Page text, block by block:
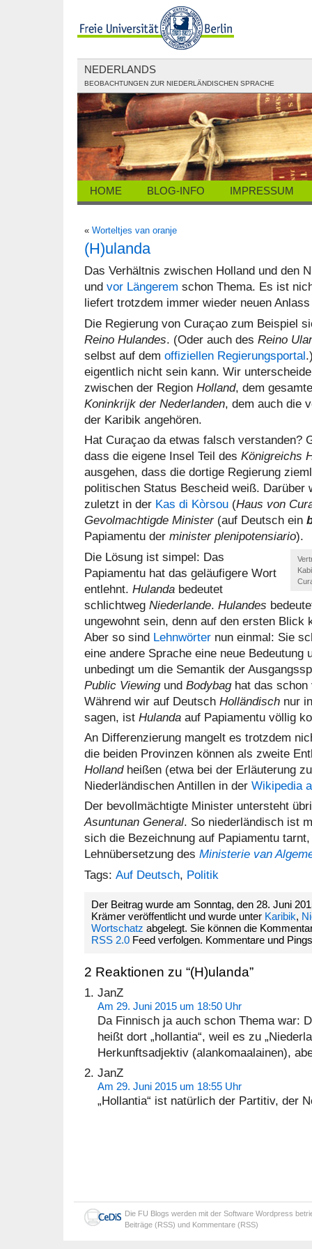
NEDERLANDS
BEOBACHTUNGEN ZUR NIEDERLÄNDISCHEN SPRACHE
HOME BLOG-INFO IMPRESSUM
« Worteltjes van oranje
(H)ulanda
Das Verhältnis zwischen Holland und den
und vor Längerem schon Thema. Es ist
liefert trotzdem immer wieder neuen
Die Regierung von Curaçao zum Beispiel
Reino Hulandes. (Oder auch des Reino
selbst auf dem offiziellen Regierungsportal
eigentlich nicht sein kann. Wir
zwischen der Region Holland, dem
Koninkrijk der Nederlanden, dem auch die
der Karibik angehören.
Hat Curaçao da etwas falsch verstanden?
dass die eigene Insel Teil des Königreichs
ausgehen, dass die dortige Regierung
politischen Status Bescheid weiß. Darüber
zuletzt in der Kas di Kòrsou (Haus von
Gevolmachtigde Minister (auf Deutsch ein
Papiamentu der minister plenipotensiario).
Die Lösung ist simpel: Das
Papiamentu hat das geläufigere Wort
entlehnt. Hulanda bedeutet
schlichtweg Niederlande. Hulandes
ungewohnt sein, denn auf den ersten Blick
Aber so sind Lehnwörter nun einmal: Sie
eine andere Sprache eine neue Bedeutung
unbedingt um die Semantik der
Public Viewing und Bodybag hat das
Während wir auf Deutsch Holländisch nur
sagen, ist Hulanda auf Papiamentu völlig
An Differenzierung mangelt es trotzdem
die beiden Provinzen können als zweite
Hollandheißen (etwa bei der Erläuterung
Niederländischen Antillen in der Wikipedia
Der bevollmächtigte Minister untersteht
Asuntunan General. So niederländisch ist
sich die Bezeichnung auf Papiamentu
Lehnübersetzung des Ministerie van
Tags: Auf Deutsch, Politik
Der Beitrag wurde am Sonntag, den 28. Juni
Krämer veröffentlicht und wurde unter Karibik,
Wortschatz abgelegt. Sie können die
RSS 2.0 Feed verfolgen. Kommentare und
2 Reaktionen zu “(H)ulanda”
JanZ
Am 29. Juni 2015 um 18:50 Uhr
Da Finnisch ja auch schon Thema war:
heißt dort „hollantia“, weil es zu
Herkunftsadjektiv (alankomaalainen),
JanZ
Am 29. Juni 2015 um 18:55 Uhr
„Hollantia“ ist natürlich der Partitiv, der
Die FU Blogs werden mit der Software Wordpress
Beiträge (RSS) und Kommentare (RSS)